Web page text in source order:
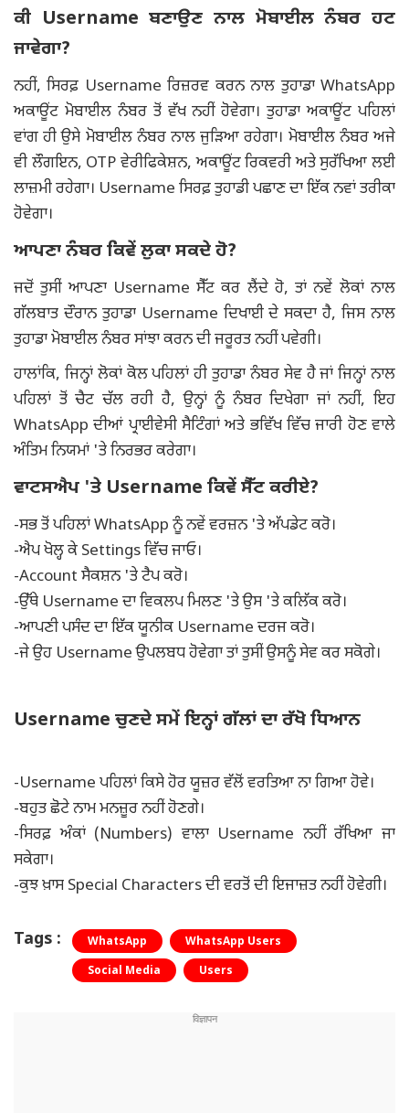
ਕੀ Username ਬਣਾਉਣ ਨਾਲ ਮੋਬਾਈਲ ਨੰਬਰ ਹਟ
ਜਾਵੇਗਾ?
ਨਹੀਂ, ਸਿਰਫ਼ Username ਰਿਜ਼ਰਵ ਕਰਨ ਨਾਲ ਤੁਹਾਡਾ WhatsApp
ਅਕਾਊਂਟ ਮੋਬਾਈਲ ਨੰਬਰ ਤੋਂ ਵੱਖ ਨਹੀਂ ਹੋਵੇਗਾ। ਤੁਹਾਡਾ ਅਕਾਊਂਟ ਪਹਿਲਾਂ
ਵਾਂਗ ਹੀ ਉਸੇ ਮੋਬਾਈਲ ਨੰਬਰ ਨਾਲ ਜੁੜਿਆ ਰਹੇਗਾ। ਮੋਬਾਈਲ ਨੰਬਰ ਅਜੇ
ਵੀ ਲੌਗਇਨ, OTP ਵੇਰੀਫਿਕੇਸ਼ਨ, ਅਕਾਊਂਟ ਰਿਕਵਰੀ ਅਤੇ ਸੁਰੱਖਿਆ ਲਈ
ਲਾਜ਼ਮੀ ਰਹੇਗਾ। Username ਸਿਰਫ਼ ਤੁਹਾਡੀ ਪਛਾਣ ਦਾ ਇੱਕ ਨਵਾਂ ਤਰੀਕਾ
ਹੋਵੇਗਾ।
ਆਪਣਾ ਨੰਬਰ ਕਿਵੇਂ ਲੁਕਾ ਸਕਦੇ ਹੋ?
ਜਦੋਂ ਤੁਸੀਂ ਆਪਣਾ Username ਸੈੱਟ ਕਰ ਲੈਂਦੇ ਹੋ, ਤਾਂ ਨਵੇਂ ਲੋਕਾਂ ਨਾਲ
ਗੱਲਬਾਤ ਦੌਰਾਨ ਤੁਹਾਡਾ Username ਦਿਖਾਈ ਦੇ ਸਕਦਾ ਹੈ, ਜਿਸ ਨਾਲ
ਤੁਹਾਡਾ ਮੋਬਾਈਲ ਨੰਬਰ ਸਾਂਝਾ ਕਰਨ ਦੀ ਜਰੂਰਤ ਨਹੀਂ ਪਵੇਗੀ।
ਹਾਲਾਂਕਿ, ਜਿਨ੍ਹਾਂ ਲੋਕਾਂ ਕੋਲ ਪਹਿਲਾਂ ਹੀ ਤੁਹਾਡਾ ਨੰਬਰ ਸੇਵ ਹੈ ਜਾਂ ਜਿਨ੍ਹਾਂ ਨਾਲ
ਪਹਿਲਾਂ ਤੋਂ ਚੈਟ ਚੱਲ ਰਹੀ ਹੈ, ਉਨ੍ਹਾਂ ਨੂੰ ਨੰਬਰ ਦਿਖੇਗਾ ਜਾਂ ਨਹੀਂ, ਇਹ
WhatsApp ਦੀਆਂ ਪ੍ਰਾਈਵੇਸੀ ਸੈਟਿੰਗਾਂ ਅਤੇ ਭਵਿੱਖ ਵਿੱਚ ਜਾਰੀ ਹੋਣ ਵਾਲੇ
ਅੰਤਿਮ ਨਿਯਮਾਂ 'ਤੇ ਨਿਰਭਰ ਕਰੇਗਾ।
ਵਾਟਸਐਪ 'ਤੇ Username ਕਿਵੇਂ ਸੈੱਟ ਕਰੀਏ?
-ਸਭ ਤੋਂ ਪਹਿਲਾਂ WhatsApp ਨੂੰ ਨਵੇਂ ਵਰਜ਼ਨ 'ਤੇ ਅੱਪਡੇਟ ਕਰੋ।
-ਐਪ ਖੋਲ੍ਹ ਕੇ Settings ਵਿੱਚ ਜਾਓ।
-Account ਸੈਕਸ਼ਨ 'ਤੇ ਟੈਪ ਕਰੋ।
-ਉੱਥੇ Username ਦਾ ਵਿਕਲਪ ਮਿਲਣ 'ਤੇ ਉਸ 'ਤੇ ਕਲਿੱਕ ਕਰੋ।
-ਆਪਣੀ ਪਸੰਦ ਦਾ ਇੱਕ ਯੂਨੀਕ Username ਦਰਜ ਕਰੋ।
-ਜੇ ਉਹ Username ਉਪਲਬਧ ਹੋਵੇਗਾ ਤਾਂ ਤੁਸੀਂ ਉਸਨੂੰ ਸੇਵ ਕਰ ਸਕੋਗੇ।
Username ਚੁਣਦੇ ਸਮੇਂ ਇਨ੍ਹਾਂ ਗੱਲਾਂ ਦਾ ਰੱਖੋ ਧਿਆਨ
-Username ਪਹਿਲਾਂ ਕਿਸੇ ਹੋਰ ਯੂਜ਼ਰ ਵੱਲੋਂ ਵਰਤਿਆ ਨਾ ਗਿਆ ਹੋਵੇ।
-ਬਹੁਤ ਛੋਟੇ ਨਾਮ ਮਨਜ਼ੂਰ ਨਹੀਂ ਹੋਣਗੇ।
-ਸਿਰਫ਼ ਅੰਕਾਂ (Numbers) ਵਾਲਾ Username ਨਹੀਂ ਰੱਖਿਆ ਜਾ
ਸਕੇਗਾ।
-ਕੁਝ ਖ਼ਾਸ Special Characters ਦੀ ਵਰਤੋਂ ਦੀ ਇਜਾਜ਼ਤ ਨਹੀਂ ਹੋਵੇਗੀ।
Tags : WhatsApp
WhatsApp Users
Social Media
Users